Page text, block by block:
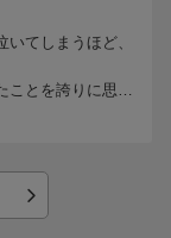
てしまうほど、
とを誇りに思い
ました。